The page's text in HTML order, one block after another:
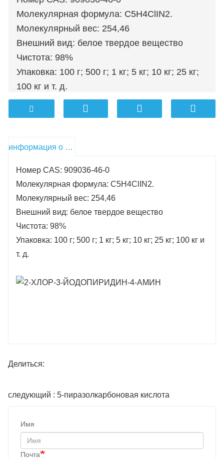
Молекулярная формула: C5H4ClIN2.
Молекулярный вес: 254,46
Внешний вид: белое твердое вещество
Чистота: 98%
Упаковка: 100 г; 500 г; 1 кг; 5 кг; 10 кг; 25 кг;
100 кг и т. д.
информация о продукте
Номер CAS: 909036-46-0
Молекулярная формула: C5H4ClIN2.
Молекулярный вес: 254,46
Внешний вид: белое твердое вещество
Чистота: 98%
Упаковка: 100 г; 500 г; 1 кг; 5 кг; 10 кг; 25 кг; 100 кг и
т. д.
Делиться:
следующий : 5-пиразолкарбоновая кислота
Имя
Почта